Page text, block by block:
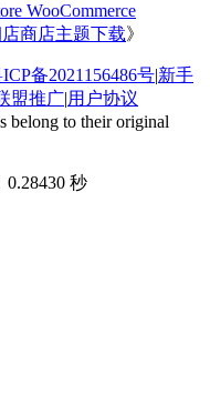
WooCommerce
店商店主题下载》
备2021156486号|新手
盟推广|用户协议
belong to their original
秒